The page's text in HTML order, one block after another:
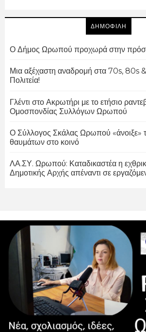
ΔΗΜΟΦΙΛΗ
Ο Δήμος Ωρωπού προχωρά στην
Μια αξέχαστη αναδρομή στα 70s, 80s
Πολιτεία!
Γλέντι στο Ακρωτήρι με το ετήσιο
Ομοσπονδίας Συλλόγων Ωρωπού
Ο Σύλλογος Σκάλας Ωρωπού «άνοιξε»
θαυμάτων στο κοινό
ΛΑ.ΣΥ. Ωρωπού: Καταδικαστέα η
Δημοτικής Αρχής απέναντι σε